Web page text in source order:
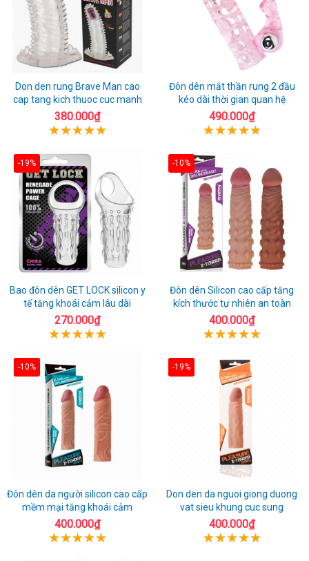
Don den rung Brave Man cao
cap tang kich thuoc cuc manh
380.000₫
Đôn dên mắt thần rung 2 đầu
kéo dài thời gian quan hệ
490.000₫
-19%
Bao đôn dên GET LOCK silicon y
tế tăng khoái cảm lâu dài
270.000₫
-10%
Đôn dên Silicon cao cấp tăng
kích thước tự nhiên an toàn
400.000₫
-10%
Đôn dên da người silicon cao cấp
mềm mại tăng khoái cảm
400.000₫
-19%
Don den da nguoi giong duong
vat sieu khung cuc sung
400.000₫